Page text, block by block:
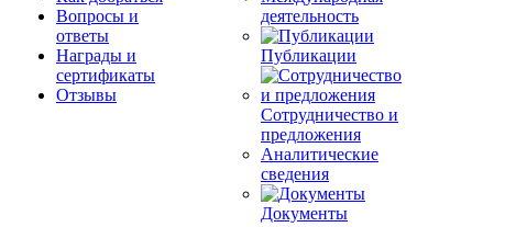
Вопросы и
ответы
Награды и
сертификаты
Отзывы
деятельность
Публикации
Сотрудничество и
предложения
Аналитические
сведения
Документы